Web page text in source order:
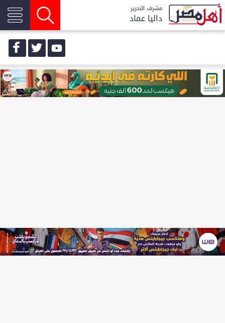
مشرف التحرير
داليا عماد